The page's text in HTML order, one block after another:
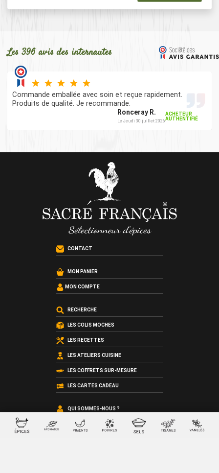
Les 396 avis des internautes
Commande emballée avec soin et reçue rapidement.
Produits de qualité. Je recommande.
Ronceray R.
Le Jeudi 30 juillet 2026
ACHETEUR
AUTHENTIFIÉ
CONTACT
MON PANIER
MON COMPTE
RECHERCHE
LES COLIS MOCHES
LES RECETTES
LES ATELIERS CUISINE
LES COFFRETS SUR-MESURE
LES CARTES CADEAU
QUI SOMMES-NOUS ?
LES CONDITIONS GÉNÉRALES DE VENTE